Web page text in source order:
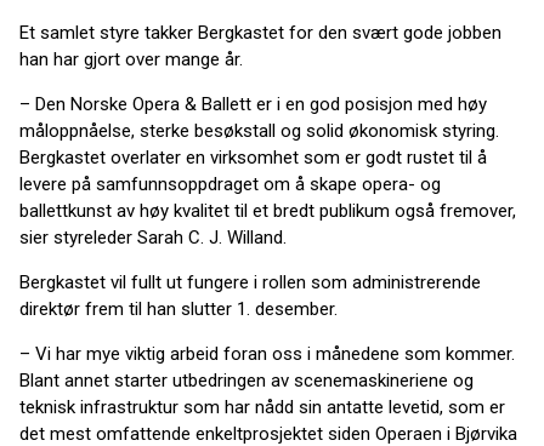
Et samlet styre takker Bergkastet for den svært gode jobben
han har gjort over mange år.
– Den Norske Opera & Ballett er i en god posisjon med høy
måloppnåelse, sterke besøkstall og solid økonomisk styring.
Bergkastet overlater en virksomhet som er godt rustet til å
levere på samfunnsoppdraget om å skape opera- og
ballettkunst av høy kvalitet til et bredt publikum også fremover,
sier styreleder Sarah C. J. Willand.
Bergkastet vil fullt ut fungere i rollen som administrerende
direktør frem til han slutter 1. desember.
– Vi har mye viktig arbeid foran oss i månedene som kommer.
Blant annet starter utbedringen av scenemaskineriene og
teknisk infrastruktur som har nådd sin antatte levetid, som er
det mest omfattende enkeltprosjektet siden Operaen i Bjørvika